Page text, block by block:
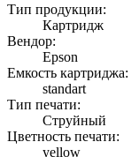
Тип продукции:
Картридж
Вендор:
Epson
Емкость картриджа:
standart
Тип печати:
Струйный
Цветность печати:
yellow